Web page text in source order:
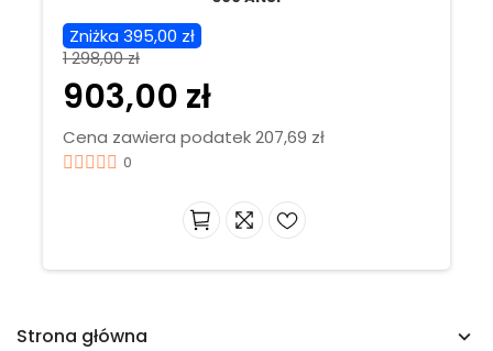
Strona główna
Zniżka 395,00 zł
1 298,00 zł
903,00 zł
Cena zawiera podatek 207,69 zł
0